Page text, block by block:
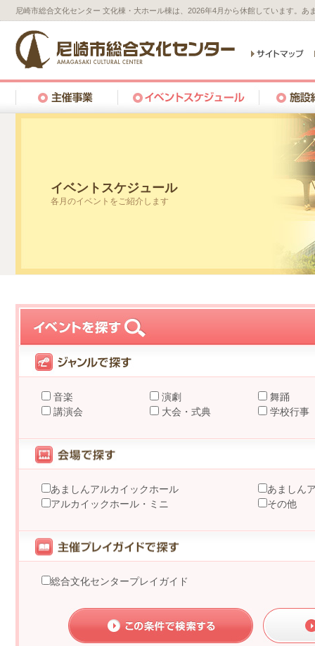
尼崎市総合文化センター 文化棟・大ホール棟は、2026年4月から休館しています。
イベントスケジュール
各月のイベントをご紹介します
音楽 演劇
舞踊
講演会
大会・式典 学校行事
あましんアルカイックホール
あましん
アルカイックホール・ミニ
その他
総合文化センタープレイガイド